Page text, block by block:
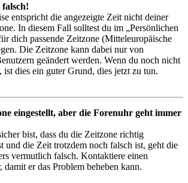
entspricht die angezeigte Zeit nicht deiner
In diesem Fall solltest du im „Persönlichen
dich passende Zeitzone (Mitteleuropäische
Die Zeitzone kann dabei nur von
geändert werden. Wenn du noch nicht
ist dies ein guter Grund, dies jetzt zu tun.
eingestellt, aber die Forenuhr geht immer
bist, dass du die Zeitzone richtig
und die Zeit trotzdem noch falsch ist, geht die
vermutlich falsch. Kontaktiere einen
damit er das Problem beheben kann.